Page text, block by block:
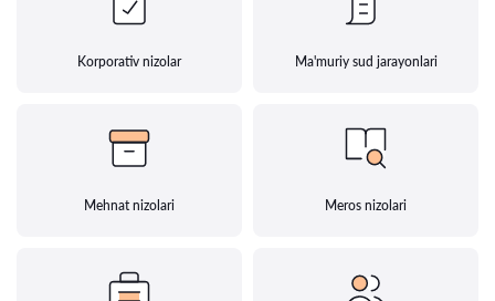
Korporativ nizolar Ma'muriy sud jarayonlari
Mehnat nizolari Meros nizolari